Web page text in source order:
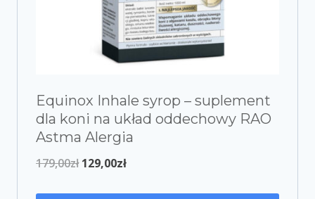
Equinox Inhale syrop – suplement
dla koni na układ oddechowy RAO
Astma Alergia
179,00zł 129,00zł